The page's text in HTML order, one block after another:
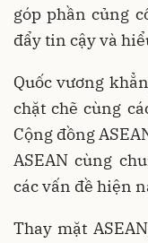
góp phần củng
đẩy tin cậy và
Quốc vương
chặt chẽ cùng
Cộng đồng
ASEAN cùng
các vấn đề hiện
Thay mặt